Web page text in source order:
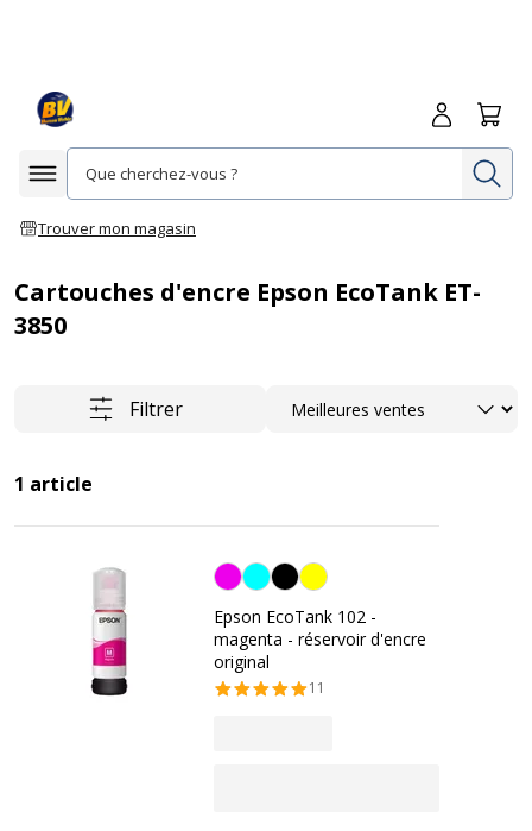
Afficher la navigation
Trouver mon magasin
Me
Cartouches d'encre Epson EcoTank ET-
3850
Filtrer Trier
1 article
Magenta
Epson EcoTank 102 -
magenta - réservoir d'encre
original
11